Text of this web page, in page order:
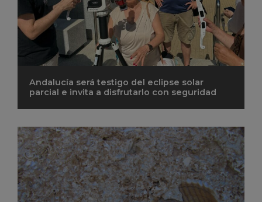
Andalucía será testigo del eclipse solar
parcial e invita a disfrutarlo con seguridad